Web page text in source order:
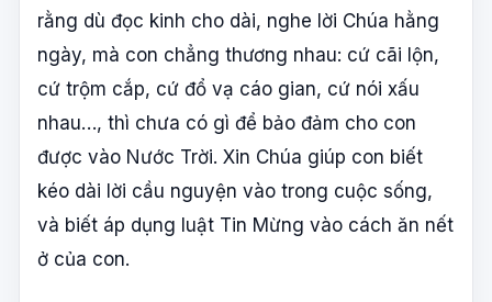
rằng dù đọc kinh cho dài, nghe lời Chúa hằng
ngày, mà con chẳng thương nhau: cứ cãi lộn,
cứ trộm cắp, cứ đổ vạ cáo gian, cứ nói xấu
nhau…, thì chưa có gì để bảo đảm cho con
được vào Nước Trời. Xin Chúa giúp con biết
kéo dài lời cầu nguyện vào trong cuộc sống,
và biết áp dụng luật Tin Mừng vào cách ăn nết
ở của con.